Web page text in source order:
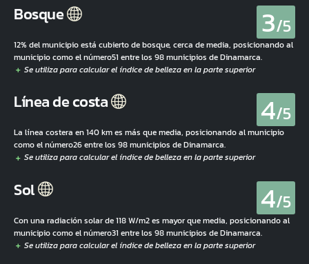
Bosque 3/5
12% del municipio está cubierto de bosque, cerca de media, posicionando al
municipio como el número51 entre los 98 municipios de Dinamarca.
Línea de costa 4/5
La línea costera en 140 km es más que media, posicionando al municipio
como el número26 entre los 98 municipios de Dinamarca.
Sol 4/5
Con una radiación solar de 118 W/m2 es mayor que media, posicionando al
municipio como el número31 entre los 98 municipios de Dinamarca.